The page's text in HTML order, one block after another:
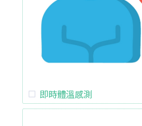
即時體溫感測